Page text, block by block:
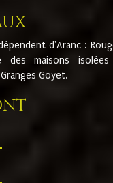
d'Aranc :
des maisons isolées
Goyet.